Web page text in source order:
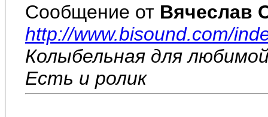
Сообщение от Вячеслав
http://www.bisound.com/
Колыбельная для
Есть и ролик